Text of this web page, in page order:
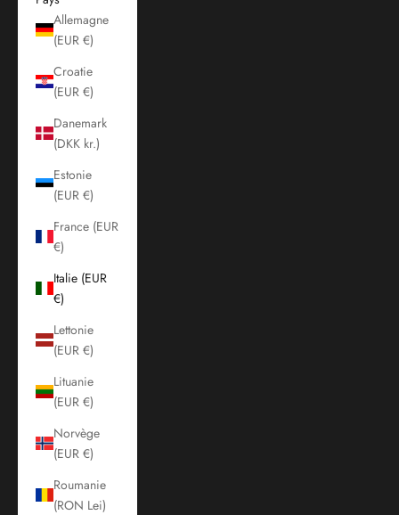
Allemagne
(EUR €)
Croatie
(EUR €)
Danemark
(DKK kr.)
Estonie
(EUR €)
France (EUR
€)
Italie (EUR
€)
Lettonie
(EUR €)
Lituanie
(EUR €)
Norvège
(EUR €)
Roumanie
(RON Lei)